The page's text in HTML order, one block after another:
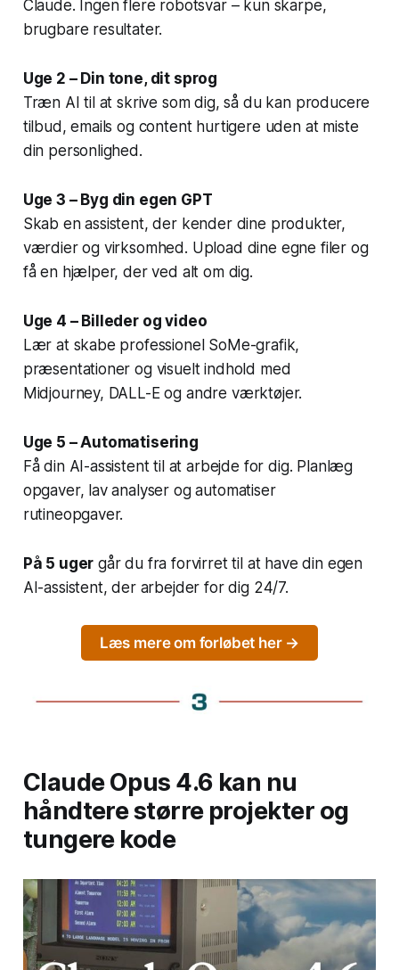
Claude. Ingen flere robotsvar – kun skarpe,
brugbare resultater.
Uge 2 – Din tone, dit sprog
Træn AI til at skrive som dig, så du kan producere
tilbud, emails og content hurtigere uden at miste
din personlighed.
Uge 3 – Byg din egen GPT
Skab en assistent, der kender dine produkter,
værdier og virksomhed. Upload dine egne filer og
få en hjælper, der ved alt om dig.
Uge 4 – Billeder og video
Lær at skabe professionel SoMe-grafik,
præsentationer og visuelt indhold med
Midjourney, DALL-E og andre værktøjer.
Uge 5 – Automatisering
Få din AI-assistent til at arbejde for dig. Planlæg
opgaver, lav analyser og automatiser
rutineopgaver.
På 5 uger går du fra forvirret til at have din egen
AI-assistent, der arbejder for dig 24/7.
Læs mere om forløbet her →
Claude Opus 4.6 kan nu
håndtere større projekter og
tungere kode